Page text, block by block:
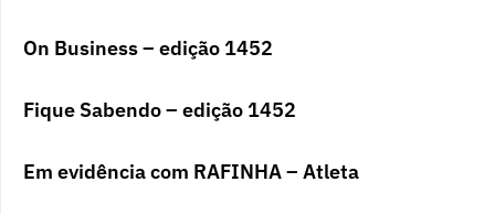
On Business – edição 1452
Fique Sabendo – edição 1452
Em evidência com RAFINHA – Atleta